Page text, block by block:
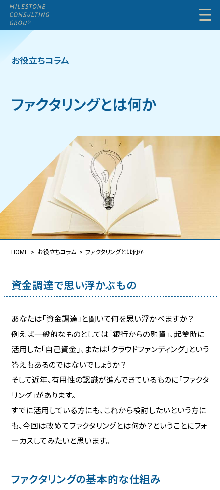
お役立ちコラム
ファクタリングとは何か
HOME お役立ちコラム ファクタリングとは何か
資金調達で思い浮かぶもの
あなたは「資金調達」と聞いて何を思い浮かべますか？
例えば一般的なものとしては「銀行からの融資」、起業時に
活用した「自己資金」、または「クラウドファンディング」という
答えもあるのではないでしょうか？
そして近年、有用性の認識が進んできているものに「ファクタ
リング」があります。
すでに活用している方にも、これから検討したいという方に
も、今回は改めてファクタリングとは何か？ということにフォ
ーカスしてみたいと思います。
ファクタリングの基本的な仕組み